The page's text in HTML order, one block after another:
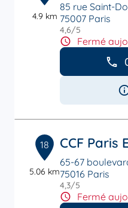
4.9 km
85 rue Saint-
75007 Paris
4,6/5
Fermé
18
5.06 km
CCF Paris
65-67
75016 Paris
4,3/5
Fermé